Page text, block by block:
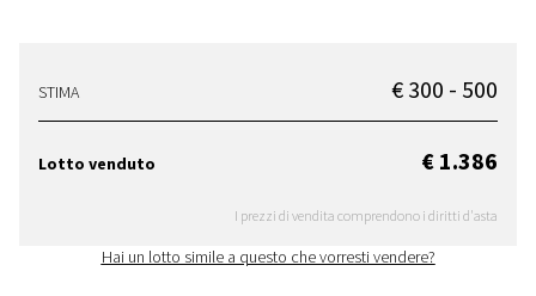
STIMA € 300 - 500
Lotto venduto € 1.386
I prezzi di vendita comprendono i diritti d'asta
Hai un lotto simile a questo che vorresti vendere?